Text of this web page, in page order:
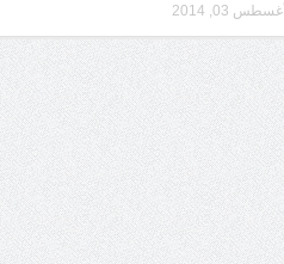
أغسطس 03, 2014